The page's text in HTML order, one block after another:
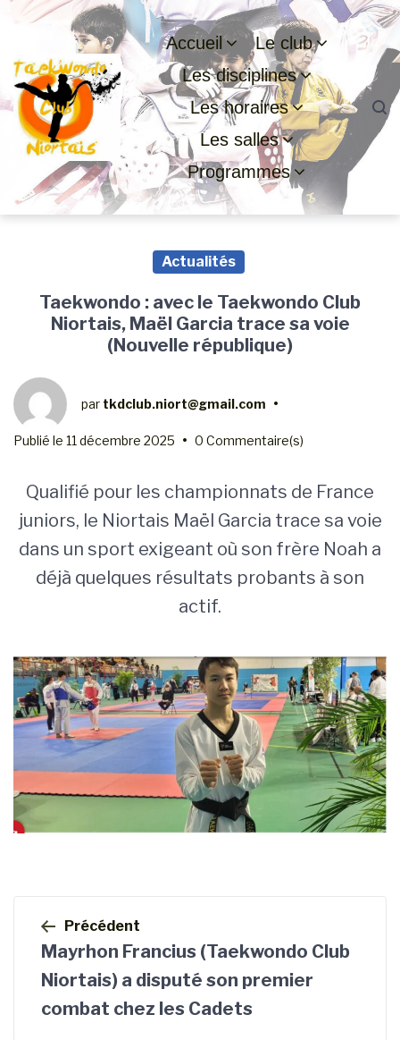
Passer
navigation
principale
Aller
contenu
Passer
pied
de
page
Accueil
Le club
Les disciplines
Les horaires
Les salles
Programmes
Actualités
Taekwondo : avec le Taekwondo Club
Niortais, Maël Garcia trace sa voie
(Nouvelle république)
par tkdclub.niort@gmail.com •
Publié le 11 décembre 2025 • 0 Commentaire(s)
Qualifié pour les championnats de France
juniors, le Niortais Maël Garcia trace sa voie
dans un sport exigeant où son frère Noah a
déjà quelques résultats probants à son
actif.
l’article
Précédent
Mayrhon Francius (Taekwondo Club
Niortais) a disputé son premier
combat chez les Cadets